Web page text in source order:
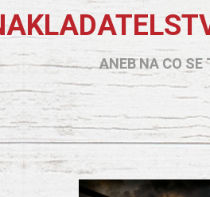
ANEB NA CO SE